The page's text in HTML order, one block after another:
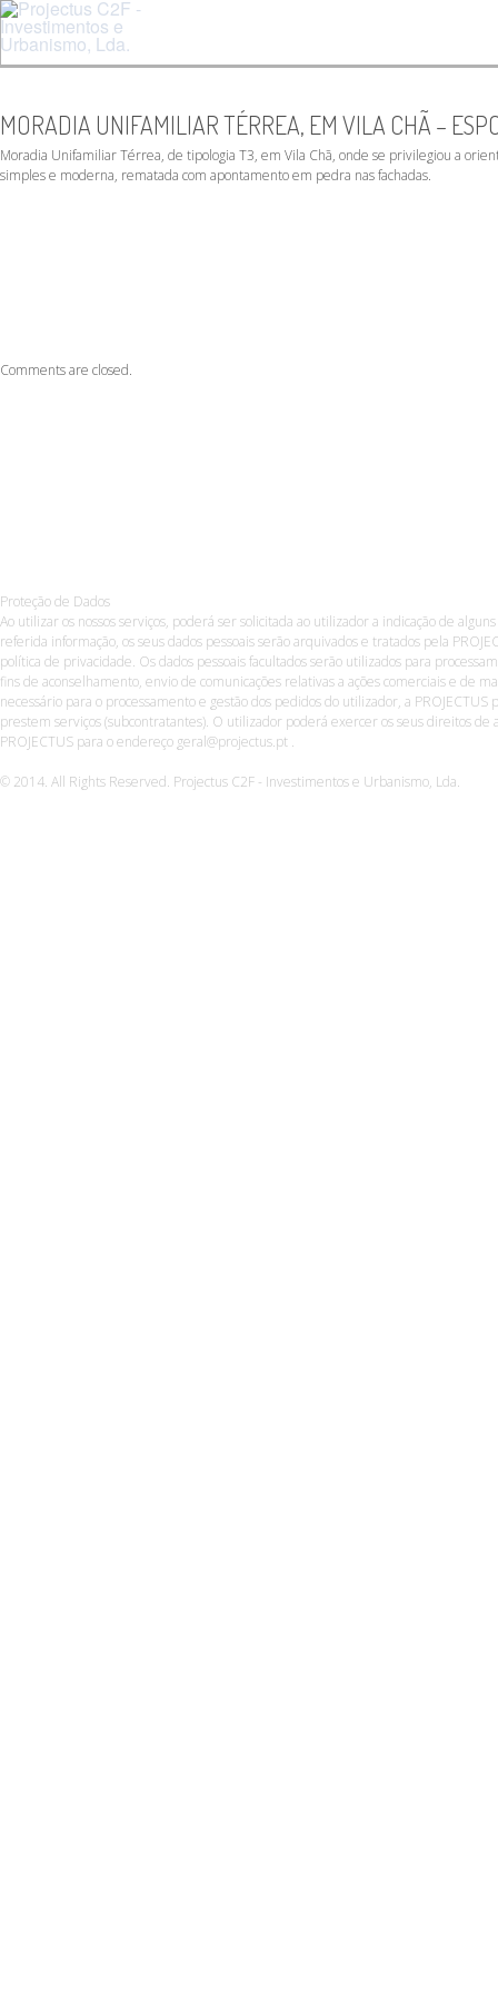
MORADIA UNIFAMILIAR TÉRREA, EM VILA CHÃ –
Moradia Unifamiliar Térrea, de tipologia T3, em Vila Chã, onde se privilegiou a
simples e moderna, rematada com apontamento em pedra nas fachadas.
Comments are closed.
Proteção de Dados
Ao utilizar os nossos serviços, poderá ser solicitada ao utilizador a indicação de
referida informação, os seus dados pessoais serão arquivados e tratados pela
política de privacidade. Os dados pessoais facultados serão utilizados para
fins de aconselhamento, envio de comunicações relativas a ações comerciais e de
necessário para o processamento e gestão dos pedidos do utilizador, a
prestem serviços (subcontratantes). O utilizador poderá exercer os seus direitos
PROJECTUS para o endereço geral@projectus.pt .
© 2014. All Rights Reserved. Projectus C2F - Investimentos e Urbanismo, Lda.